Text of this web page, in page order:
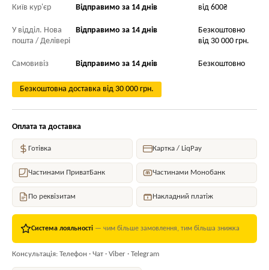
Київ кур'єр Відправимо за 14 днів від 600₴
У відділ. Нова
пошта / Делівері
Відправимо за 14 днів
Безкоштовно
від 30 000 грн.
Самовивіз Відправимо за 14 днів Безкоштовно
Безкоштовна доставка від 30 000 грн.
Оплата та доставка
Готівка Картка / LiqPay
Частинами ПриватБанк Частинами Монобанк
По реквізитам Накладний платіж
Система лояльності — чим більше замовлення, тим більша знижка
Консультація: Телефон · Чат · Viber · Telegram